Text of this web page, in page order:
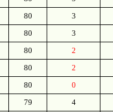
80
3
80
3
80
2
80
2
80
0
79
4